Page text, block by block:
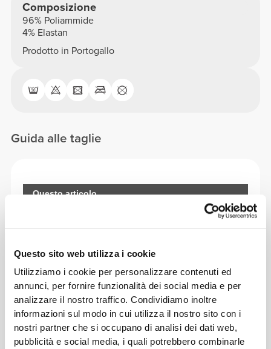
Questo sito web utilizza i cookie
Utilizziamo i cookie per personalizzare contenuti ed
annunci, per fornire funzionalità dei social media e per
analizzare il nostro traffico. Condividiamo inoltre
informazioni sul modo in cui utilizza il nostro sito con i
nostri partner che si occupano di analisi dei dati web,
pubblicità e social media, i quali potrebbero combinarle
Composizione
96% Poliammide
4% Elastan
Prodotto in Portogallo
Guida alle taglie
Questo articolo